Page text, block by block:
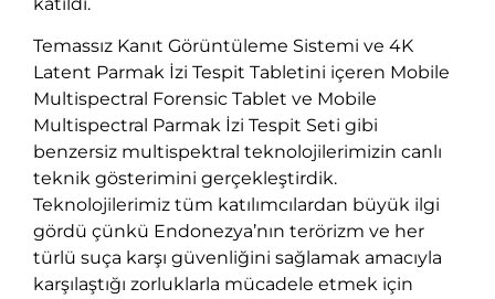
Temassız Kanıt Görüntüleme Sistemi ve 4K
Latent Parmak İzi Tespit Tabletini içeren Mobile
Multispectral Forensic Tablet ve Mobile
Multispectral Parmak İzi Tespit Seti gibi
benzersiz multispektral teknolojilerimizin canlı
teknik gösterimini gerçekleştirdik.
Teknolojilerimiz tüm katılımcılardan büyük ilgi
gördü çünkü Endonezya’nın terörizm ve her
türlü suça karşı güvenliğini sağlamak amacıyla
karşılaştığı zorluklarla mücadele etmek için